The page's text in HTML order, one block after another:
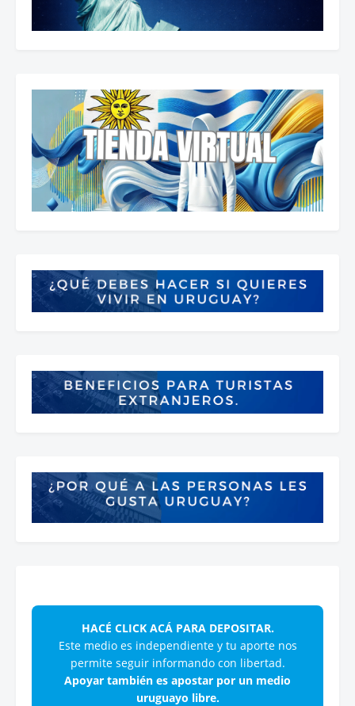
HACÉ CLICK ACÁ PARA DEPOSITAR.
Este medio es independiente y tu aporte nos
permite seguir informando con libertad.
Apoyar también es apostar por un medio
uruguayo libre.